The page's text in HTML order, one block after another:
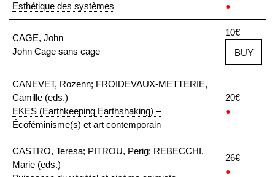
Esthétique des systèmes
●
CAGE, John
John Cage sans cage
10€
BUY
CANEVET, Rozenn; FROIDEVAUX-METTERIE,
Camille (eds.)
EKES (Earthkeeping Earthshaking) –
Écoféminisme(s) et art contemporain
20€
●
CASTRO, Teresa; PITROU, Perig; REBECCHI,
Marie (eds.)
26€
●